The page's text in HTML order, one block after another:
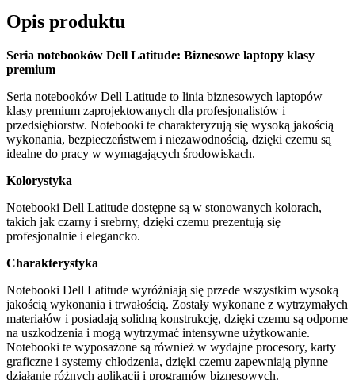
Opis produktu
Seria notebooków Dell Latitude: Biznesowe laptopy klasy
premium
Seria notebooków Dell Latitude to linia biznesowych laptopów
klasy premium zaprojektowanych dla profesjonalistów i
przedsiębiorstw. Notebooki te charakteryzują się wysoką jakością
wykonania, bezpieczeństwem i niezawodnością, dzięki czemu są
idealne do pracy w wymagających środowiskach.
Kolorystyka
Notebooki Dell Latitude dostępne są w stonowanych kolorach,
takich jak czarny i srebrny, dzięki czemu prezentują się
profesjonalnie i elegancko.
Charakterystyka
Notebooki Dell Latitude wyróżniają się przede wszystkim wysoką
jakością wykonania i trwałością. Zostały wykonane z wytrzymałych
materiałów i posiadają solidną konstrukcję, dzięki czemu są odporne
na uszkodzenia i mogą wytrzymać intensywne użytkowanie.
Notebooki te wyposażone są również w wydajne procesory, karty
graficzne i systemy chłodzenia, dzięki czemu zapewniają płynne
działanie różnych aplikacji i programów biznesowych.